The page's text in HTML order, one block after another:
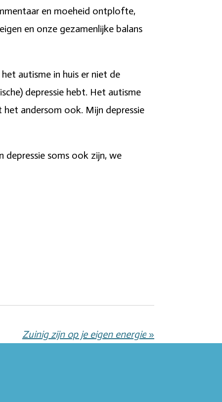
en moeheid ontplofte,
en onze gezamenlijke balans
autisme in huis er niet de
depressie hebt. Het autisme
andersom ook. Mijn depressie
soms ook zijn, we
Zuinig zijn op je eigen energie »